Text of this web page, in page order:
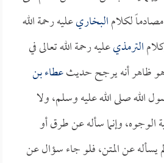
لكلامالبخاريعليه رحمة الله
الترمذيعليه رحمة الله تعالى في
ظاهر أنه يرجح حديثعطاء بن
الله صلى الله عليه وسلم، ولا
الوجوه، وإنما سأله عن طرق أو
يسأله عن المتن، فلو جاء سؤال عن